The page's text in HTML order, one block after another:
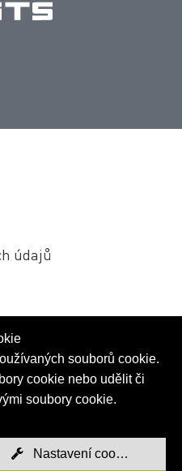
údajů
souborů cookie.
cookie nebo udělit či
soubory cookie.
Nastavení cookies